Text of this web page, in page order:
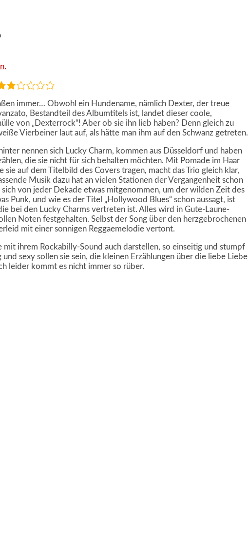
immer… Obwohl ein Hundename, nämlich Dexter, der treue
Bestandteil des Albumtitels ist, landet dieser coole,
von „Dexterrock“! Aber ob sie ihn lieb haben? Denn gleich zu
Vierbeiner laut auf, als hätte man ihm auf den Schwanz getreten.
nennen sich Lucky Charm, kommen aus Düsseldorf und haben
die sie nicht für sich behalten möchten. Mit Pomade im Haar
sie auf dem Titelbild des Covers tragen, macht das Trio gleich klar,
Musik dazu hat an vielen Stationen der Vergangenheit schon
sich von jeder Dekade etwas mitgenommen, um der wilden Zeit des
Punk, und wie es der Titel „Hollywood Blues“ schon aussagt, ist
bei den Lucky Charms vertreten ist. Alles wird in Gute-Laune-
Noten festgehalten. Selbst der Song über den herzgebrochenen
mit einer sonnigen Reggaemelodie vertont.
mit ihrem Rockabilly-Sound auch darstellen, so einseitig und stumpf
sexy sollen sie sein, die kleinen Erzählungen über die liebe Liebe
leider kommt es nicht immer so rüber.